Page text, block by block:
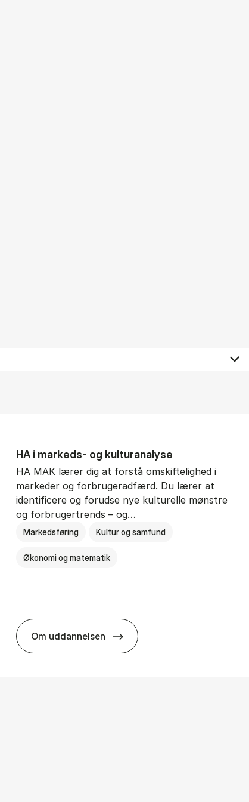
HA i mar­keds- og kul­tu­r­a­na­ly­se
HA MAK lærer dig at forstå omskiftelighed i
markeder og forbrugeradfærd. Du lærer at
identificere og forudse nye kulturelle mønstre
og forbrugertrends – og…
Markedsføring Kultur og samfund
Økonomi og matematik
Om uddannelsen
HA i mar­keds- og kul­tu­r­a­na­ly­se